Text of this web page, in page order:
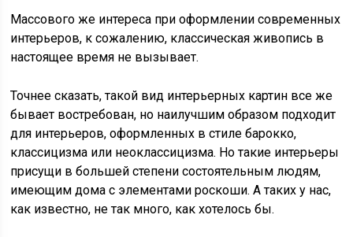
Массового же интереса при оформлении современных
интерьеров, к сожалению, классическая живопись в
настоящее время не вызывает.
Точнее сказать, такой вид интерьерных картин все же
бывает востребован, но наилучшим образом подходит
для интерьеров, оформленных в стиле барокко,
классицизма или неоклассицизма. Но такие интерьеры
присущи в большей степени состоятельным людям,
имеющим дома с элементами роскоши. А таких у нас,
как известно, не так много, как хотелось бы.